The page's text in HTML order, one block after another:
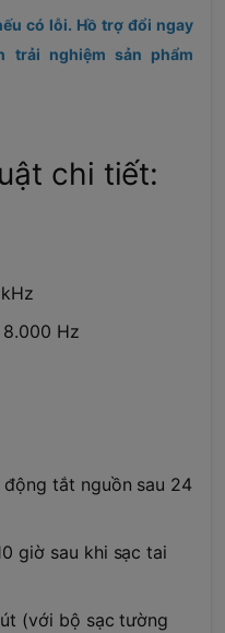
có lỗi. Hồ trợ đổi ngay
trải nghiệm sản phẩm
chi tiết:
8.000 Hz
tắt nguồn sau 24
giờ sau khi sạc tai
(với bộ sạc tường